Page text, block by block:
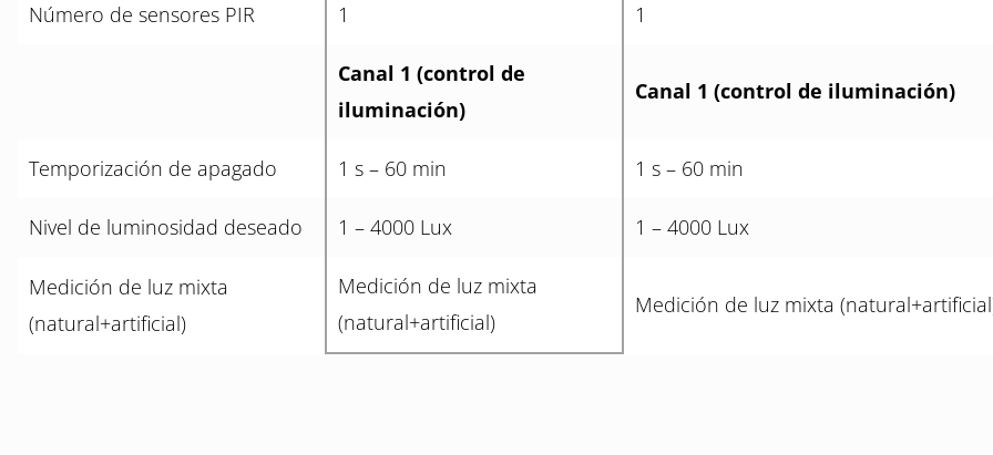
Número de sensores PIR 1 1
Canal 1 (control de
iluminación)
Canal 1 (control de iluminación)
Temporización de apagado 1 s – 60 min 1 s – 60 min
Nivel de luminosidad deseado 1 – 4000 Lux 1 – 4000 Lux
Medición de luz mixta
(natural+artificial)
Medición de luz mixta
(natural+artificial)
Medición de luz mixta